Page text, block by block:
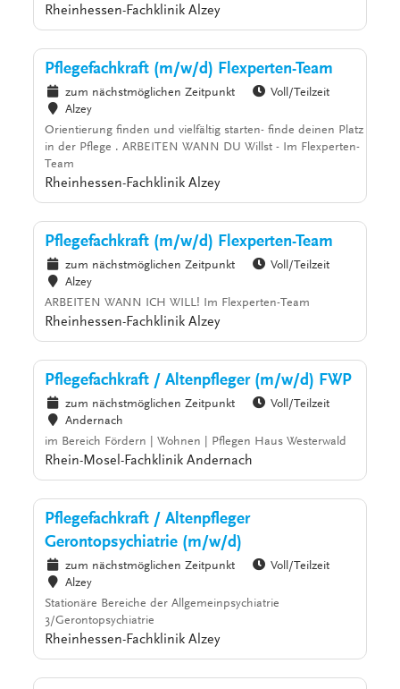
Rheinhessen-Fachklinik Alzey
Pflegefachkraft (m/w/d) Flexperten-Team
zum nächstmöglichen Zeitpunkt
Voll/Teilzeit
Alzey
Orientierung finden und vielfältig starten- finde deinen Platz
in der Pflege . ARBEITEN WANN DU Willst - Im Flexperten-
Team
Rheinhessen-Fachklinik Alzey
Pflegefachkraft (m/w/d) Flexperten-Team
zum nächstmöglichen Zeitpunkt
Voll/Teilzeit
Alzey
ARBEITEN WANN ICH WILL! Im Flexperten-Team
Rheinhessen-Fachklinik Alzey
Pflegefachkraft / Altenpfleger (m/w/d) FWP
zum nächstmöglichen Zeitpunkt
Voll/Teilzeit
Andernach
im Bereich Fördern | Wohnen | Pflegen Haus Westerwald
Rhein-Mosel-Fachklinik Andernach
Pflegefachkraft / Altenpfleger
Gerontopsychiatrie (m/w/d)
zum nächstmöglichen Zeitpunkt
Voll/Teilzeit
Alzey
Stationäre Bereiche der Allgemeinpsychiatrie
3/Gerontopsychiatrie
Rheinhessen-Fachklinik Alzey